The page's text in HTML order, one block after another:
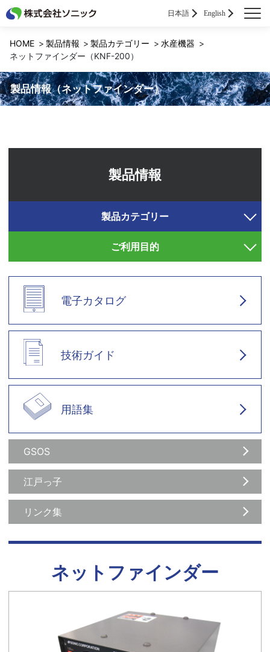
日本語 English
HOME 製品情報 製品カテゴリー
水産機器
ネットファインダー（KNF-200）
製品情報（ネットファインダー）
製品情報
製品カテゴリー
ご利用目的
電子カタログ
技術ガイド
用語集
GSOS
江戸っ子
リンク集
ネットファインダー